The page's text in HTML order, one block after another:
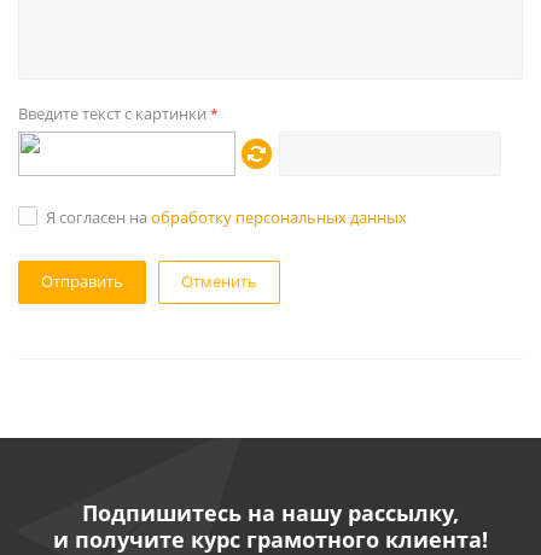
Введите текст с картинки *
Я согласен на обработку персональных данных
Отменить
Подпишитесь на нашу рассылку,
и получите курс грамотного клиента!